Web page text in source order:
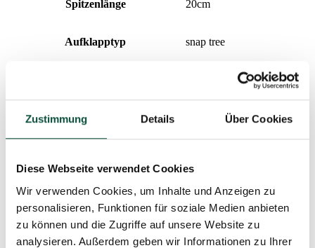
Zustimmung Details Über Cookies
Diese Webseite verwendet Cookies
Wir verwenden Cookies, um Inhalte und Anzeigen zu
personalisieren, Funktionen für soziale Medien anbieten
zu können und die Zugriffe auf unsere Website zu
analysieren. Außerdem geben wir Informationen zu Ihrer
Spitzenlänge 20cm
Aufklapptyp snap tree
Design
Nadeltyp 100% 3D
Paket 1 110x32x30